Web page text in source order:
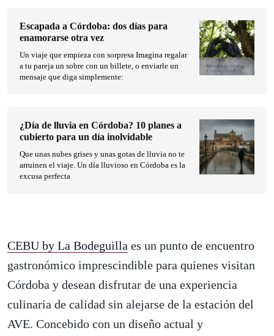
CEBU by La Bodeguilla es un punto de encuentro
gastronómico imprescindible para quienes visitan
Córdoba y desean disfrutar de una experiencia
culinaria de calidad sin alejarse de la estación del
AVE. Concebido con un diseño actual y
Escapada a Córdoba: dos días para
enamorarse otra vez
Un viaje que empieza con sorpresa Imagina regalar
a tu pareja un sobre con un billete, o enviarle un
mensaje que diga simplemente:
¿Día de lluvia en Córdoba? 10 planes a
cubierto para un día inolvidable
Que unas nubes grises y unas gotas de lluvia no te
arruinen el viaje. Un día lluvioso en Córdoba es la
excusa perfecta